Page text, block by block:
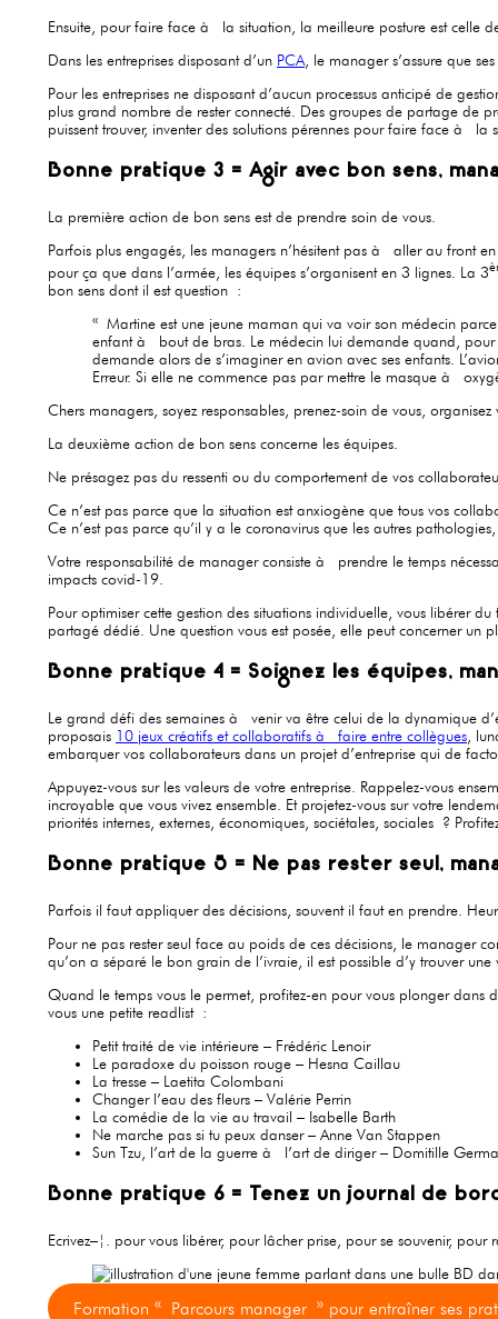
Ensuite, pour faire face à la situation, la meilleure posture est celle
Dans les entreprises disposant d’un PCA , le manager s’assure que
Pour les entreprises ne disposant d’aucun processus anticipé de
plus grand nombre de rester connecté. Des groupes de partage de
puissent trouver, inventer des solutions pérennes pour faire face à la
Bonne pratique 3 = Agir avec bon sens,
La première action de bon sens est de prendre soin de vous.
Parfois plus engagés, les managers n’hésitent pas à aller au front
pour ça que dans l’armée, les équipes s’organisent en 3 lignes. La 3
bon sens dont il est question :
« Martine est une jeune maman qui va voir son médecin
enfant à bout de bras. Le médecin lui demande quand, pour
demande alors de s’imaginer en avion avec ses enfants.
Erreur. Si elle ne commence pas par mettre le masque à
Chers managers, soyez responsables, prenez-soin de vous,
La deuxième action de bon sens concerne les équipes.
Ne présagez pas du ressenti ou du comportement de vos
Ce n’est pas parce que la situation est anxiogène que tous vos
Ce n’est pas parce qu’il y a le coronavirus que les autres
Votre responsabilité de manager consiste à prendre le temps
impacts covid-19.
Pour optimiser cette gestion des situations individuelle, vous libérer
partagé dédié. Une question vous est posée, elle peut concerner un
Bonne pratique 4 = Soignez les équipes,
Le grand défi des semaines à venir va être celui de la dynamique
proposais 10 jeux créatifs et collaboratifs à faire entre collègues ,
embarquer vos collaborateurs dans un projet d’entreprise qui de
Appuyez-vous sur les valeurs de votre entreprise. Rappelez-vous
incroyable que vous vivez ensemble. Et projetez-vous sur votre
priorités internes, externes, économiques, sociétales, sociales ?
Bonne pratique 5 = Ne pas rester seul,
Parfois il faut appliquer des décisions, souvent il faut en prendre.
Pour ne pas rester seul face au poids de ces décisions, le manager
qu’on a séparé le bon grain de l’ivraie, il est possible d’y trouver
Quand le temps vous le permet, profitez-en pour vous plonger dans
vous une petite readlist :
Petit traité de vie intérieure – Frédéric Lenoir
Le paradoxe du poisson rouge – Hesna Caillau
La tresse – Laetita Colombani
Changer l’eau des fleurs – Valérie Perrin
La comédie de la vie au travail – Isabelle Barth
Ne marche pas si tu peux danser – Anne Van Stappen
Sun Tzu, l’art de la guerre à l’art de diriger – Domitille
Bonne pratique 6 = Tenez un journal de
Ecrivez–¦. pour vous libérer, pour lâcher prise, pour se souvenir, pour
Formation « Parcours manager » pour entraîner ses